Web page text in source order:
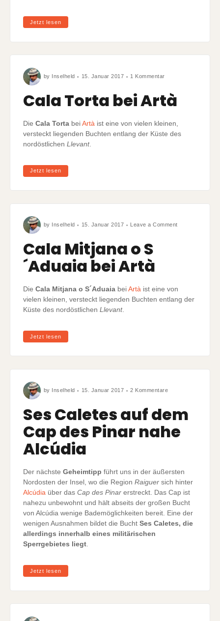
Jetzt lesen
by Inselheld 15. Januar 2017 1 KommentarCala
Artà
Cala Torta bei Artà
Die Cala Tortabei Artà ist eine von vielen kleinen,
versteckt liegenden Buchten entlang der Küste des
nordöstlichen Llevant.
Jetzt lesen
by Inselheld 15. Januar 2017 Leave a CommentCala
Cala Mitjana o S
´Aduaia bei Artà
Die Cala Mitjana o S´Aduaiabei Artà ist eine von
vielen kleinen, versteckt liegenden Buchten entlang der
Küste des nordöstlichen Llevant.
Jetzt lesen
by Inselheld 15. Januar 2017 2 KommentareSes
Cap
des
nahe
Alcúdia
Ses Caletes auf dem
Cap des Pinar nahe
Alcúdia
Der nächste Geheimtipp führt uns in der äußersten
Nordosten der Insel, wo die Region Raiguersich hinter
Alcúdia über dasCap des Pinarerstreckt. Das Cap ist
nahezu unbewohnt und hält abseits der großen Bucht
von Alcúdia wenige Bademöglichkeiten bereit. Eine der
wenigen Ausnahmen bildet die BuchtSes Caletes, die
allerdings innerhalb eines militärischen
Sperrgebietes liegt.
Jetzt lesen